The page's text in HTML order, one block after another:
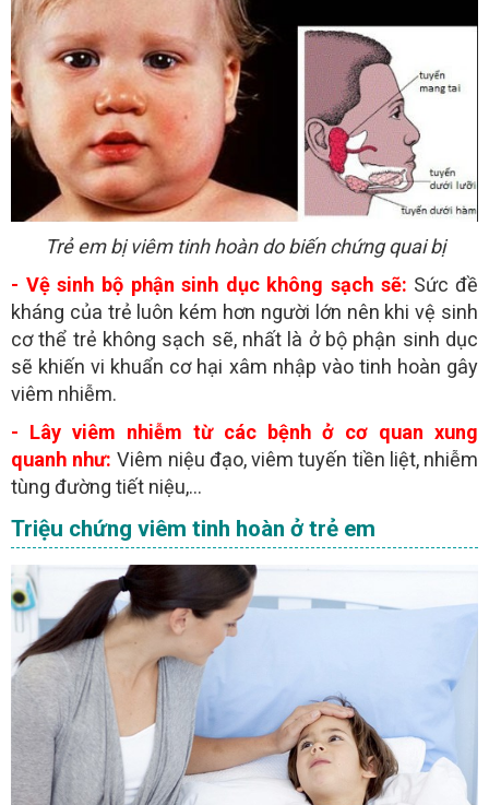
Trẻ em bị viêm tinh hoàn do biến chứng quai bị
- Vệ sinh bộ phận sinh dục không sạch sẽ: Sức đề
kháng của trẻ luôn kém hơn người lớn nên khi vệ sinh
cơ thể trẻ không sạch sẽ, nhất là ở bộ phận sinh dục
sẽ khiến vi khuẩn cơ hại xâm nhập vào tinh hoàn gây
viêm nhiễm.
- Lây viêm nhiễm từ các bệnh ở cơ quan xung
quanh như:Viêm niệu đạo, viêm tuyến tiền liệt, nhiễm
tùng đường tiết niệu,…
Triệu chứng viêm tinh hoàn ở trẻ em